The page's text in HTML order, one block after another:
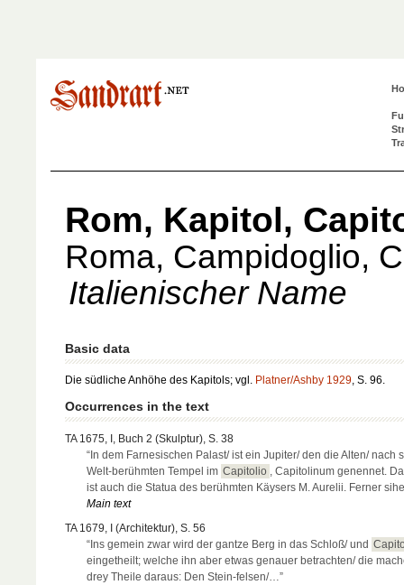
Rom, Kapitol,
Roma, Campidoglio,
Italienischer Name
Basic data
Die südliche Anhöhe des Kapitols; vgl. Platner/Ashby 1929, S. 96.
Occurrences in the text
TA 1675, I, Buch 2 (Skulptur), S. 38
“In dem Farnesischen Palast/ ist ein Jupiter/ den die Alten/ nach
Welt-berühmten Tempel im Capitolio , Capitolinum genennet.
ist auch die Statua des berühmten Käysers M. Aurelii. Ferner
Main text
TA 1679, I (Architektur), S. 56
“Ins gemein zwar wird der gantze Berg in das Schloß/ und
eingetheilt; welche ihn aber etwas genauer betrachten/ die
drey Theile daraus: Den Stein-felsen/…”